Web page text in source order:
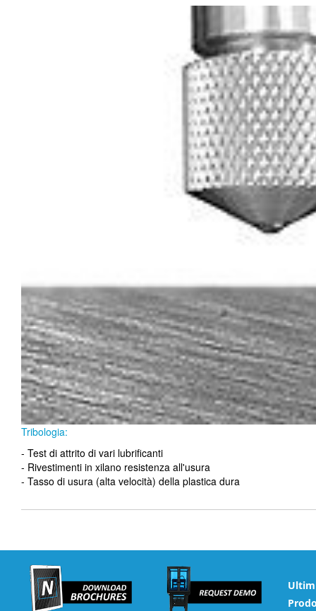
Tribologia:
- Test di attrito di vari lubrificanti
- Rivestimenti in xilano resistenza all'usura
- Tasso di usura (alta velocità) della plastica dura